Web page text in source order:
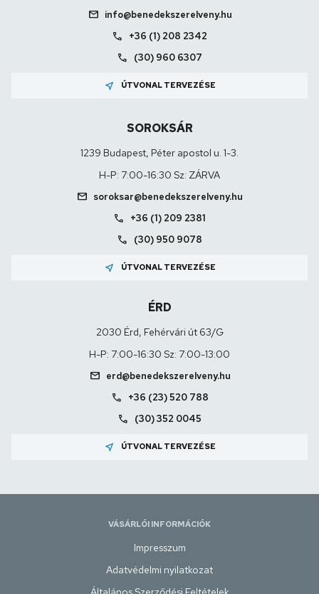
mail info@benedekszerelveny.hu
call +36 (1) 208 2342
call (30) 960 6307
near_me ÚTVONAL TERVEZÉSE
SOROKSÁR
1239 Budapest, Péter apostol u. 1-3.
H-P: 7:00-16:30 Sz: ZÁRVA
mail soroksar@benedekszerelveny.hu
call +36 (1) 209 2381
call (30) 950 9078
near_me ÚTVONAL TERVEZÉSE
ÉRD
2030 Érd, Fehérvári út 63/G
H-P: 7:00-16:30 Sz: 7:00-13:00
mail erd@benedekszerelveny.hu
call +36 (23) 520 788
call (30) 352 0045
near_me ÚTVONAL TERVEZÉSE
VÁSÁRLÓI INFORMÁCIÓK
Impresszum
Adatvédelmi nyilatkozat